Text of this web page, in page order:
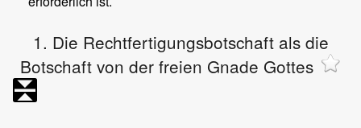
1. Die Rechtfertigungsbotschaft als die
Botschaft von der freien Gnade Gottes